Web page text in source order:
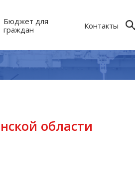
Бюджет для
граждан
Контакты
области